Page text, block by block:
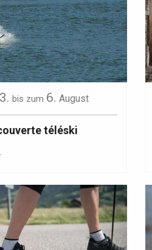
Bresle
3. bis zum 6. August
téléski